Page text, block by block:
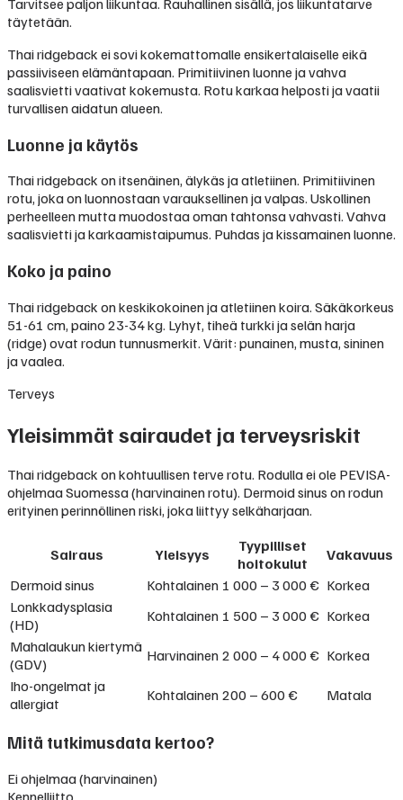
täytetään.
Thai ridgeback ei sovi kokemattomalle ensikertalaiselle eikä
passiiviseen elämäntapaan. Primitiivinen luonne ja vahva
saalisvietti vaativat kokemusta. Rotu karkaa helposti ja vaatii
turvallisen aidatun alueen.
Luonne ja käytös
Thai ridgeback on itsenäinen, älykäs ja atletiinen. Primitiivinen
rotu, joka on luonnostaan varauksellinen ja valpas. Uskollinen
perheelleen mutta muodostaa oman tahtonsa vahvasti. Vahva
saalisvietti ja karkaamistaipumus. Puhdas ja kissamainen luonne.
Koko ja paino
Thai ridgeback on keskikokoinen ja atletiinen koira. Säkäkorkeus
51-61 cm, paino 23-34 kg. Lyhyt, tiheä turkki ja selän harja
(ridge) ovat rodun tunnusmerkit. Värit: punainen, musta, sininen
ja vaalea.
Terveys
Yleisimmät sairaudet ja terveysriskit
Thai ridgeback on kohtuullisen terve rotu. Rodulla ei ole PEVISA-
ohjelmaa Suomessa (harvinainen rotu). Dermoid sinus on rodun
erityinen perinnöllinen riski, joka liittyy selkäharjaan.
Sairaus Yleisyys
Tyypilliset
hoitokulut
Vakavuus
Dermoid sinus
Kohtalainen 1 000 – 3 000 € Korkea
Lonkkadysplasia
(HD)
Kohtalainen 1 500 – 3 000 € Korkea
Mahalaukun kiertymä
(GDV)
Harvinainen 2 000 – 4 000 € Korkea
Iho-ongelmat ja
allergiat
Kohtalainen 200 – 600 € Matala
Mitä tutkimusdata kertoo?
Ei ohjelmaa (harvinainen)
Kennelliitto